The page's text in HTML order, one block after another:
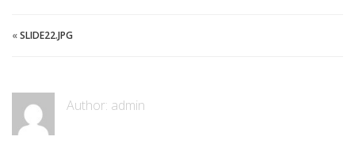
«SLIDE22.JPG
Author: admin